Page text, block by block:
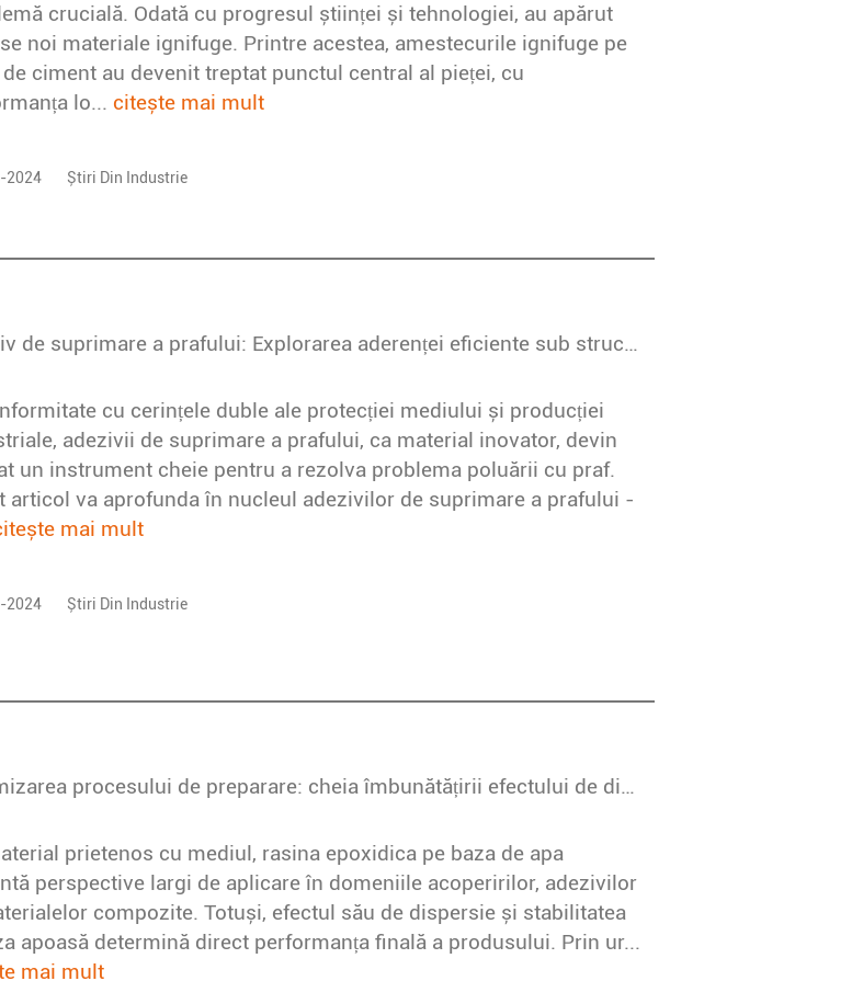
crucială. Odată cu progresul științei și tehnologiei, au apărut
noi materiale ignifuge. Printre acestea, amestecurile ignifuge pe
de ciment au devenit treptat punctul central al pieței, cu
lo... citește mai mult
2024 Știri Din Industrie
Adeziv de suprimare a prafului: Explorarea aderenței eficiente sub structura plasă
cu cerințele duble ale protecției mediului și producției
adezivii de suprimare a prafului, ca material inovator, devin
un instrument cheie pentru a rezolva problema poluării cu praf.
articol va aprofunda în nucleul adezivilor de suprimare a prafului -
mai mult
2024 Știri Din Industrie
Optimizarea procesului de preparare: cheia îmbunătățirii efectului de dispersie și stabilității rășinii epoxidice pe bază de apă
prietenos cu mediul, rasina epoxidica pe baza de apa
perspective largi de aplicare în domeniile acoperirilor, adezivilor
compozite. Totuși, efectul său de dispersie și stabilitatea
apoasă determină direct performanța finală a produsului. Prin ur...
mai mult